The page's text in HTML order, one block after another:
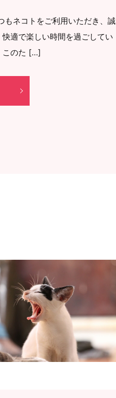
もネコトをご利用いただき、誠
適で楽しい時間を過ごしてい
このた […]